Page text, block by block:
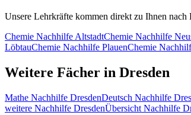
Unsere Lehrkräfte kommen direkt zu Ihnen nach
Chemie Nachhilfe AltstadtChemie Nachhilfe
LöbtauChemie Nachhilfe PlauenChemie
Weitere Fächer in Dresden
Mathe Nachhilfe DresdenDeutsch Nachhilfe
weitere Nachhilfe DresdenÜbersicht Nachhilfe